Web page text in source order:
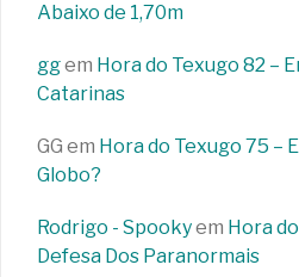
Abaixo de 1,70m
ggem Hora do Texugo 82 –
Catarinas
GG em Hora do Texugo 75 –
Globo?
Rodrigo - Spookyem Hora
Defesa Dos Paranormais